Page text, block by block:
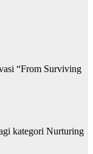
“From Surviving
kategori Nurturing